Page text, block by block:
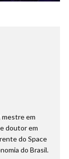
mestre em
doutor em
do Space
do Brasil.